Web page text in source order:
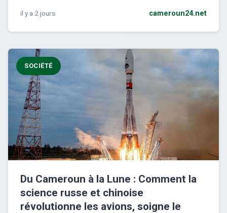
il y a 2 jours cameroun24.net
SOCIÉTÉ
Du Cameroun à la Lune : Comment la
science russe et chinoise
révolutionne les avions, soigne le